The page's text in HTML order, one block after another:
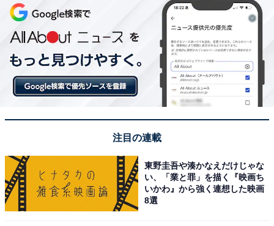
注目の連載
東野圭吾や湊かなえだけじゃな
い、「業と罪」を描く『映画ち
いかわ』から強く連想した映画
8選